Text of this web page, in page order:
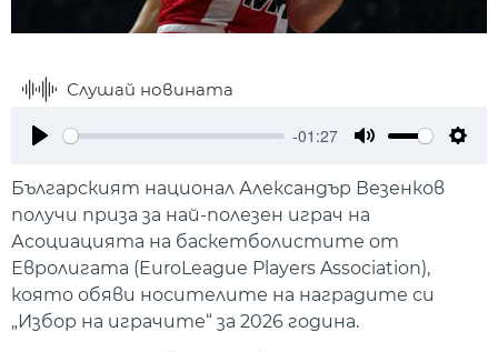
Слушай новината
-01:27
Българският национал Александър Везенков
получи приза за най-полезен играч на
Асоциацията на баскетболистите от
Евролигата (EuroLeague Players Association),
която обяви носителите на наградите си
„Избор на играчите“ за 2026 година.